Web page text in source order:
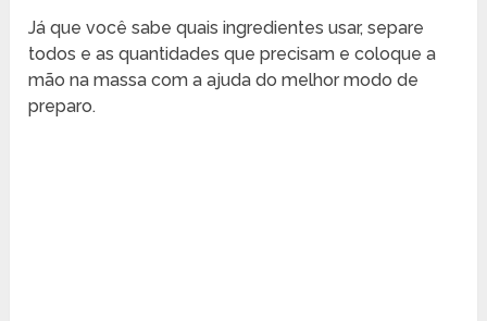
Já que você sabe quais ingredientes usar, separe
todos e as quantidades que precisam e coloque a
mão na massa com a ajuda do melhor modo de
preparo.